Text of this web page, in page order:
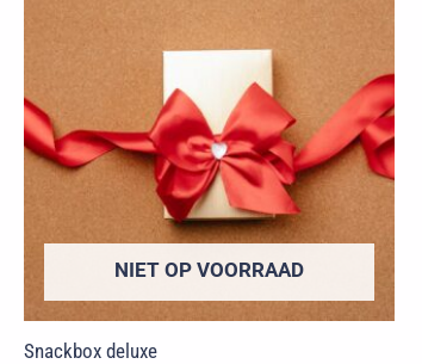
NIET OP VOORRAAD
Snackbox deluxe